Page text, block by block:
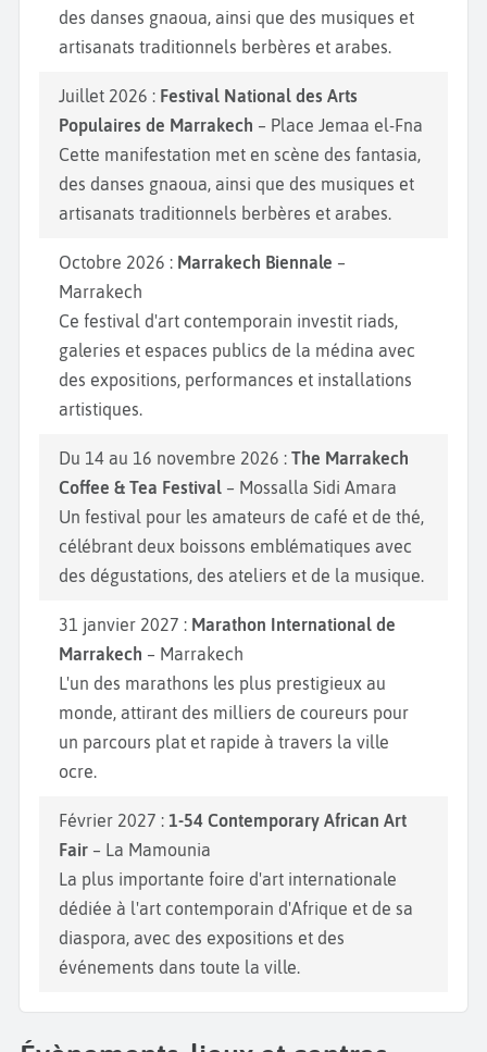
des danses gnaoua, ainsi que des musiques et
artisanats traditionnels berbères et arabes.
Juillet 2026 : Festival National des Arts
Populaires de Marrakech – Place Jemaa el-Fna
Cette manifestation met en scène des fantasia,
des danses gnaoua, ainsi que des musiques et
artisanats traditionnels berbères et arabes.
Octobre 2026 : Marrakech Biennale –
Marrakech
Ce festival d'art contemporain investit riads,
galeries et espaces publics de la médina avec
des expositions, performances et installations
artistiques.
Du 14 au 16 novembre 2026 : The Marrakech
Coffee & Tea Festival – Mossalla Sidi Amara
Un festival pour les amateurs de café et de thé,
célébrant deux boissons emblématiques avec
des dégustations, des ateliers et de la musique.
31 janvier 2027 : Marathon International de
Marrakech – Marrakech
L'un des marathons les plus prestigieux au
monde, attirant des milliers de coureurs pour
un parcours plat et rapide à travers la ville
ocre.
Février 2027 : 1-54 Contemporary African Art
Fair – La Mamounia
La plus importante foire d'art internationale
dédiée à l'art contemporain d'Afrique et de sa
diaspora, avec des expositions et des
événements dans toute la ville.